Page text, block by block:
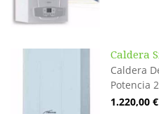
Caldera
Caldera
Potencia
1.220,00 €